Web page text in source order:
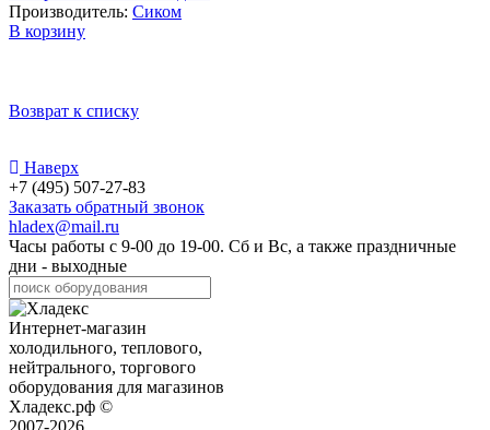
Производитель: Сиком
В корзину
Возврат к списку
Наверх
+7 (495) 507-27-83
Заказать обратный звонок
hladex@mail.ru
Часы работы с 9-00 до 19-00. Сб и Вс, а также праздничные
дни - выходные
Интернет-магазин
холодильного, теплового,
нейтрального, торгового
оборудования для магазинов
Хладекс.рф ©